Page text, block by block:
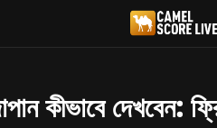
কীভাবে